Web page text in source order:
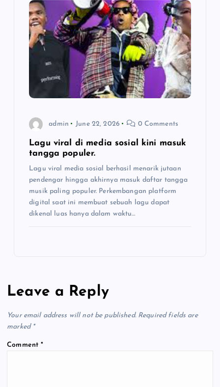
admin June 22, 2026 0 Comments
Lagu viral di media sosial kini masuk
tangga populer.
Lagu viral media sosial berhasil menarik jutaan
pendengar hingga akhirnya masuk daftar tangga
musik paling populer. Perkembangan platform
digital saat ini membuat sebuah lagu dapat
dikenal luas hanya dalam waktu…
Leave a Reply
Your email address will not be published. Required fields are
marked *
Comment*